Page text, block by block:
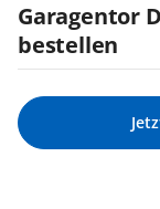
Garagentor
bestellen